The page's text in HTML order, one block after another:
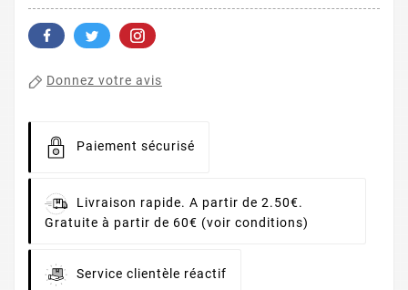
Donnez votre avis
Paiement sécurisé
Livraison rapide. A partir de 2.50€.
Gratuite à partir de 60€ (voir conditions)
Service clientèle réactif